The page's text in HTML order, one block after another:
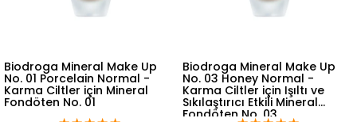
Biodroga Mineral Make Up
No. 01 Porcelain Normal -
Karma Ciltler için Mineral
Fondöten No. 01
Biodroga Mineral Make Up
No. 03 Honey Normal -
Karma Ciltler için Işıltı ve
Sıkılaştırıcı Etkili Mineral
Fondöten No. 03